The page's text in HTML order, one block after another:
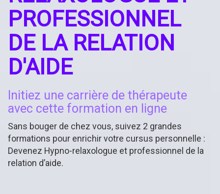
PROFESSIONNEL
DE LA RELATION
D'AIDE
Initiez une carrière de thérapeute
avec cette formation en ligne
Sans bouger de chez vous, suivez 2 grandes
formations pour enrichir votre cursus personnelle :
Devenez Hypno-relaxologue et professionnel de la
relation d’aide.